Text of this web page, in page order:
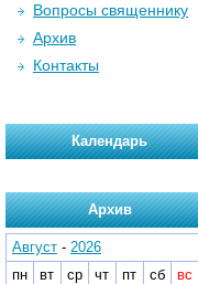
Вопросы священнику
Архив
Контакты
Календарь
Архив
Август - 2026
пн
вт ср чт пт сб
вс